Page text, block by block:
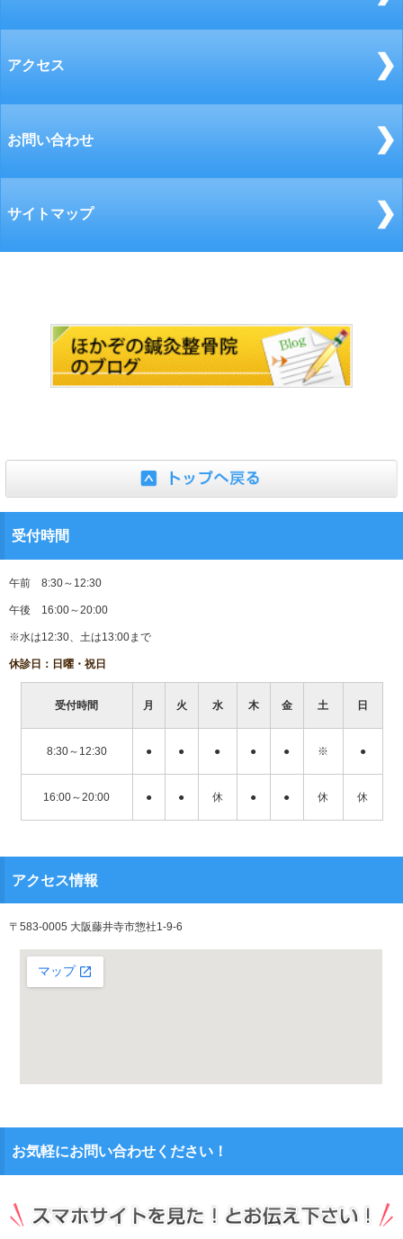
アクセス
お問い合わせ
サイトマップ
受付時間
午前 8:30～12:30
午後 16:00～20:00
※水は12:30、土は13:00まで
休診日：日曜・祝日
受付時間 月 火 水 木 金 土 日
8:30～12:30 ● ● ● ● ● ※ ●
16:00～20:00 ● ● 休 ● ● 休 休
アクセス情報
〒583-0005 大阪藤井寺市惣社1-9-6
お気軽にお問い合わせください！